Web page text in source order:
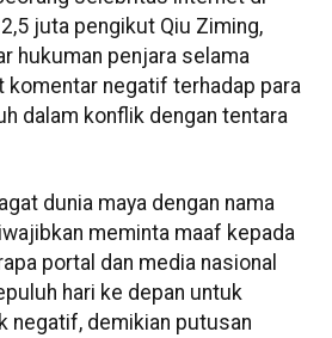
juta pengikut Qiu Ziming,
hukuman penjara selama
komentar negatif terhadap para
dalam konflik dengan tentara
dunia maya dengan nama
meminta maaf kepada
portal dan media nasional
hari ke depan untuk
negatif, demikian putusan